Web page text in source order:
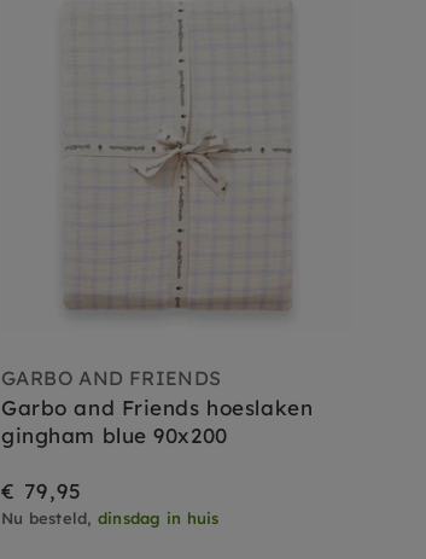
GARBO AND FRIENDS
Garbo and Friends hoeslaken
gingham blue 90x200
€ 79,95
Nu besteld, dinsdag in huis